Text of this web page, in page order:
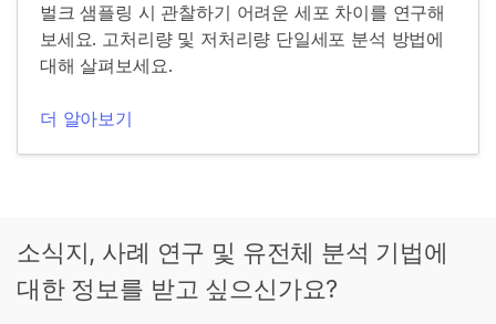
벌크 샘플링 시 관찰하기 어려운 세포 차이를 연구해
보세요. 고처리량 및 저처리량 단일세포 분석 방법에
대해 살펴보세요.
더 알아보기
소식지, 사례 연구 및 유전체 분석 기법에
대한 정보를 받고 싶으신가요?